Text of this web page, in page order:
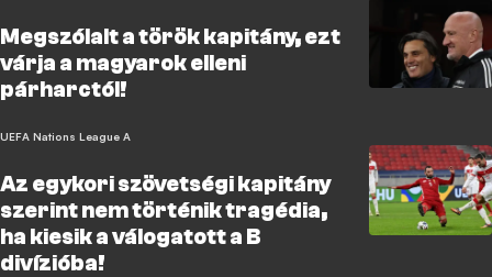
Megszólalt a török kapitány, ezt
várja a magyarok elleni
párharctól!
UEFA Nations League A
Az egykori szövetségi kapitány
szerint nem történik tragédia,
ha kiesik a válogatott a B
divízióba!